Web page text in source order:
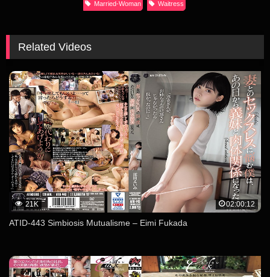
Married-Woman Waitress
Related Videos
21K 02:00:12
ATID-443 Simbiosis Mutualisme – Eimi Fukada